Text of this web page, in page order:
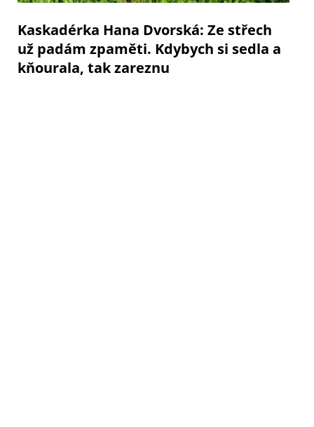
Kaskadérka Hana Dvorská: Ze střech
už padám zpaměti. Kdybych si sedla a
kňourala, tak zareznu